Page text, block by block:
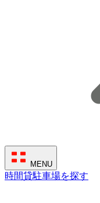
MENU
時間貸駐車場を探す